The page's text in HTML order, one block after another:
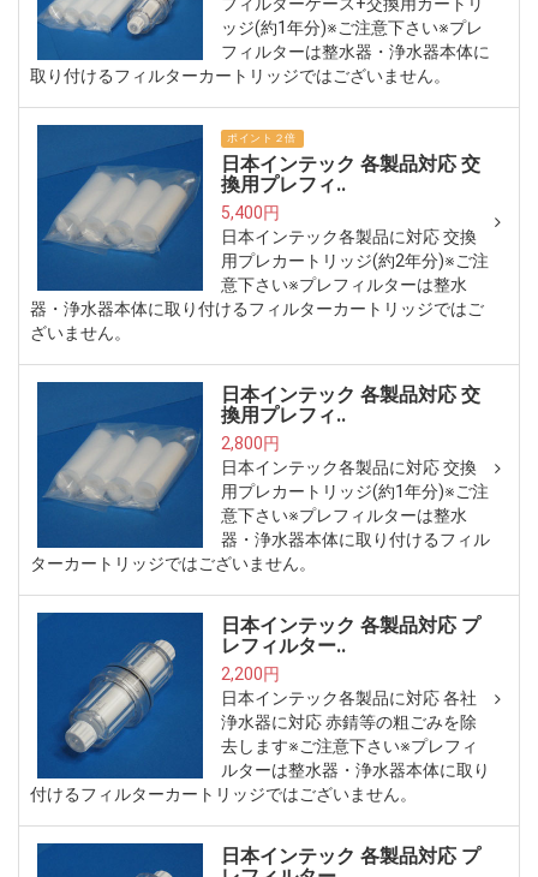
ッジ(約1年分)※ご注意下さい※プレ
フィルターは整水器・浄水器本体に
取り付けるフィルターカートリッジではございません。
ポイント２倍
日本インテック 各製品対応 交
換用プレフィ..
5,400円
日本インテック各製品に対応 交換
用プレカートリッジ(約2年分)※ご注
意下さい※プレフィルターは整水
器・浄水器本体に取り付けるフィルターカートリッジではご
ざいません。
日本インテック 各製品対応 交
換用プレフィ..
2,800円
日本インテック各製品に対応 交換
用プレカートリッジ(約1年分)※ご注
意下さい※プレフィルターは整水
器・浄水器本体に取り付けるフィル
ターカートリッジではございません。
日本インテック 各製品対応 プ
レフィルター..
2,200円
日本インテック各製品に対応 各社
浄水器に対応 赤錆等の粗ごみを除
去します※ご注意下さい※プレフィ
ルターは整水器・浄水器本体に取り
付けるフィルターカートリッジではございません。
日本インテック 各製品対応 プ